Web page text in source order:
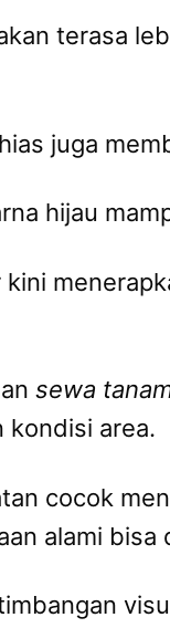
terasa
juga
hijau
sewa
kondisi area.
cocok
alami bisa